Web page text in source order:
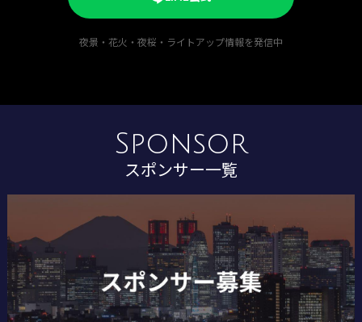
夜景・花火・夜桜・ライトアップ情報を発信中
Sponsor
スポンサー一覧